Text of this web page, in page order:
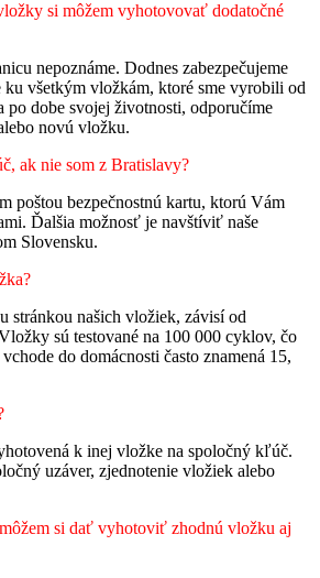
si môžem vyhotovovať dodatočné
nepoznáme. Dodnes zabezpečujeme
všetkým vložkám, ktoré sme vyrobili od
dobe svojej životnosti, odporučíme
novú vložku.
ak nie som z Bratislavy?
poštou bezpečnostnú kartu, ktorú Vám
Ďalšia možnosť je navštíviť naše
Slovensku.
stránkou našich vložiek, závisí od
sú testované na 100 000 cyklov, čo
do domácnosti často znamená 15,
k inej vložke na spoločný kľúč.
uzáver, zjednotenie vložiek alebo
si dať vyhotoviť zhodnú vložku aj